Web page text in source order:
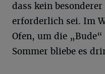
dass kein
erforderlich sei. Im
Ofen, um die
Sommer bliebe es